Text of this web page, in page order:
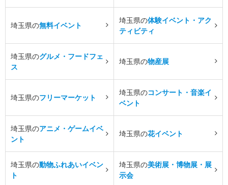
埼玉県の無料イベント
埼玉県の体験イベント・アク
ティビティ
埼玉県のグルメ・フードフェ
ス
埼玉県の物産展
埼玉県のフリーマーケット
埼玉県のコンサート・音楽イ
ベント
埼玉県のアニメ・ゲームイベ
ント
埼玉県の花イベント
埼玉県の動物ふれあいイベン
ト
埼玉県の美術展・博物展・展
示会